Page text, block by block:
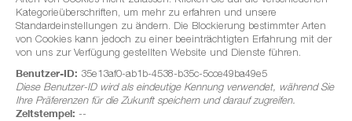
Kategorieüberschriften, um mehr zu erfahren und unsere
Standardeinstellungen zu ändern. Die Blockierung bestimmter Arten
von Cookies kann jedoch zu einer beeinträchtigten Erfahrung mit der
von uns zur Verfügung gestellten Website und Dienste führen.
Benutzer-ID: 35e13af0-ab1b-4538-b35c-5cce49ba49e5
Diese Benutzer-ID wird als eindeutige Kennung verwendet, während Sie
Ihre Präferenzen für die Zukunft speichern und darauf zugreifen.
Zeitstempel: --